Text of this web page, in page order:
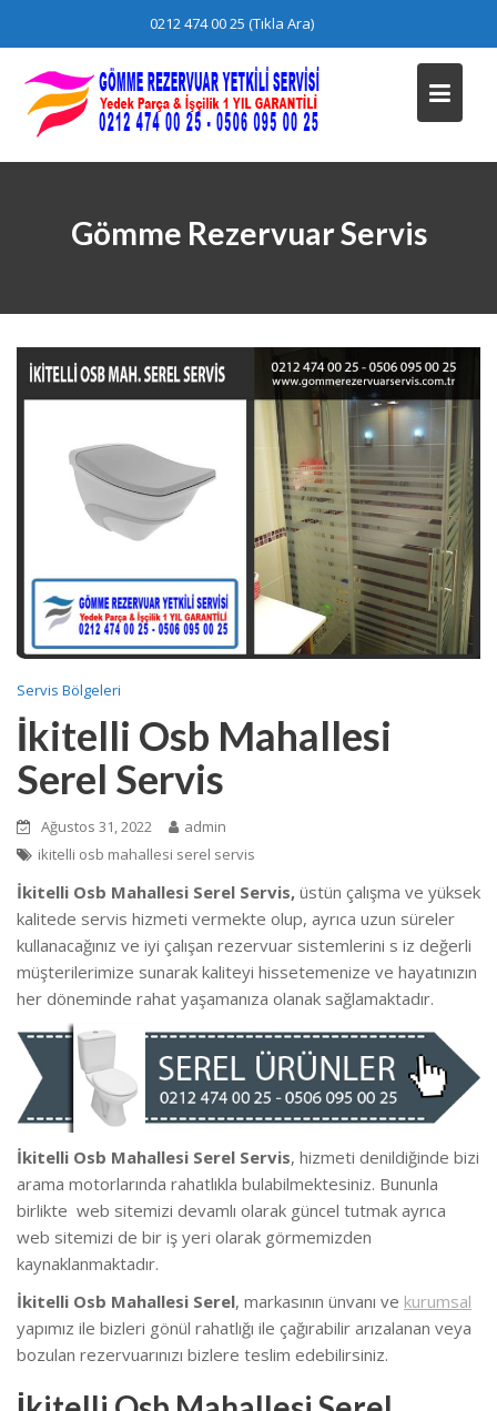
content
0212 474 00 25 (Tıkla Ara)
Gömme Rezervuar Servis
Servis Bölgeleri
İkitelli Osb Mahallesi
Serel Servis
Ağustos 31, 2022
admin
ikitelli osb mahallesi serel servis
İkitelli Osb Mahallesi Serel Servis, üstün çalışma ve yüksek
kalitede servis hizmeti vermekte olup, ayrıca uzun süreler
kullanacağınız ve iyi çalışan rezervuar sistemlerini s iz değerli
müşterilerimize sunarak kaliteyi hissetemenize ve hayatınızın
her döneminde rahat yaşamanıza olanak sağlamaktadır.
İkitelli Osb Mahallesi Serel Servis, hizmeti denildiğinde bizi
arama motorlarında rahatlıkla bulabilmektesiniz. Bununla
birlikte web sitemizi devamlı olarak güncel tutmak ayrıca
web sitemizi de bir iş yeri olarak görmemizden
kaynaklanmaktadır.
İkitelli Osb Mahallesi Serel, markasının ünvanı ve kurumsal
yapımız ile bizleri gönül rahatlığı ile çağırabilir arızalanan veya
bozulan rezervuarınızı bizlere teslim edebilirsiniz.